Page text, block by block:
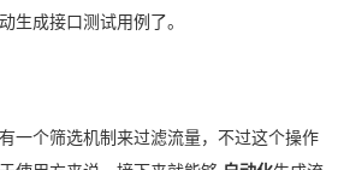
生成接口测试用例了。
一个筛选机制来过滤流量，不过这个操作